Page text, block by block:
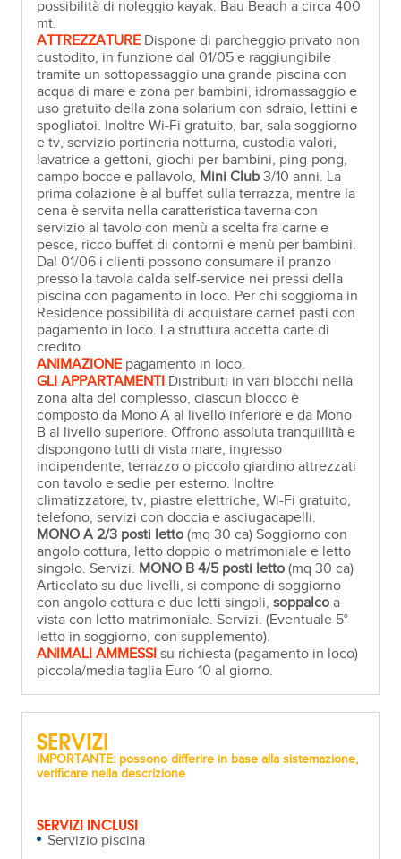
possibilità di noleggio kayak. Bau Beach a circa 400
mt.
ATTREZZATURE Dispone di parcheggio privato non
custodito, in funzione dal 01/05 e raggiungibile
tramite un sottopassaggio una grande piscina con
acqua di mare e zona per bambini, idromassaggio e
uso gratuito della zona solarium con sdraio, lettini e
spogliatoi. Inoltre Wi-Fi gratuito, bar, sala soggiorno
e tv, servizio portineria notturna, custodia valori,
lavatrice a gettoni, giochi per bambini, ping-pong,
campo bocce e pallavolo, Mini Club 3/10 anni. La
prima colazione è al buffet sulla terrazza, mentre la
cena è servita nella caratteristica taverna con
servizio al tavolo con menù a scelta fra carne e
pesce, ricco buffet di contorni e menù per bambini.
Dal 01/06 i clienti possono consumare il pranzo
presso la tavola calda self-service nei pressi della
piscina con pagamento in loco. Per chi soggiorna in
Residence possibilità di acquistare carnet pasti con
pagamento in loco. La struttura accetta carte di
credito.
ANIMAZIONE pagamento in loco.
GLI APPARTAMENTI Distribuiti in vari blocchi nella
zona alta del complesso, ciascun blocco è
composto da Mono A al livello inferiore e da Mono
B al livello superiore. Offrono assoluta tranquillità e
dispongono tutti di vista mare, ingresso
indipendente, terrazzo o piccolo giardino attrezzati
con tavolo e sedie per esterno. Inoltre
climatizzatore, tv, piastre elettriche, Wi-Fi gratuito,
telefono, servizi con doccia e asciugacapelli.
MONO A 2/3 posti letto (mq 30 ca) Soggiorno con
angolo cottura, letto doppio o matrimoniale e letto
singolo. Servizi. MONO B4/5posti letto (mq 30 ca)
Articolato su due livelli, si compone di soggiorno
con angolo cottura e due letti singoli,soppalco a
vista con letto matrimoniale. Servizi. (Eventuale 5°
letto in soggiorno, con supplemento).
ANIMALI AMMESSI su richiesta (pagamento in loco)
piccola/media taglia Euro 10 al giorno.
SERVIZI
IMPORTANTE: possono differire in base alla sistemazione,
verificare nella descrizione
SERVIZI INCLUSI
Servizio piscina